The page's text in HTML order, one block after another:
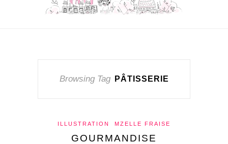
Browsing Tag PÂTISSERIE
ILLUSTRATION MZELLE FRAISE
GOURMANDISE